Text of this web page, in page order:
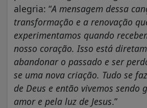
alegria: “A mensagem dessa
transformação e a renovação
experimentamos quando
nosso coração. Isso está
abandonar o passado e ser
se uma nova criação. Tudo se
de Deus e então vivemos sendo
amor e pela luz de Jesus.”